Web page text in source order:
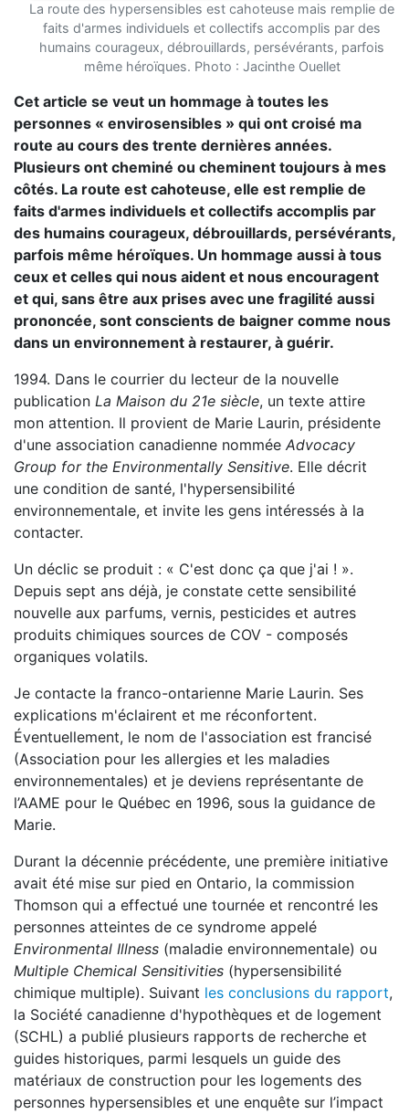
La route des hypersensibles est cahoteuse mais remplie de
faits d'armes individuels et collectifs accomplis par des
humains courageux, débrouillards, persévérants, parfois
même héroïques. Photo : Jacinthe Ouellet
Cet article se veut un hommage à toutes les
personnes « envirosensibles » qui ont croisé ma
route au cours des trente dernières années.
Plusieurs ont cheminé ou cheminent toujours à mes
côtés. La route est cahoteuse, elle est remplie de
faits d'armes individuels et collectifs accomplis par
des humains courageux, débrouillards, persévérants,
parfois même héroïques. Un hommage aussi à tous
ceux et celles qui nous aident et nous encouragent
et qui, sans être aux prises avec une fragilité aussi
prononcée, sont conscients de baigner comme nous
dans un environnement à restaurer, à guérir.
1994. Dans le courrier du lecteur de la nouvelle
publication La Maison du 21e siècle, un texte attire
mon attention. Il provient de Marie Laurin, présidente
d'une association canadienne nommée Advocacy
Group for the Environmentally Sensitive. Elle décrit
une condition de santé, l'hypersensibilité
environnementale, et invite les gens intéressés à la
contacter.
Un déclic se produit : « C'est donc ça que j'ai ! ».
Depuis sept ans déjà, je constate cette sensibilité
nouvelle aux parfums, vernis, pesticides et autres
produits chimiques sources de COV - composés
organiques volatils.
Je contacte la franco-ontarienne Marie Laurin. Ses
explications m'éclairent et me réconfortent.
Éventuellement, le nom de l'association est francisé
(Association pour les allergies et les maladies
environnementales) et je deviens représentante de
l’AAME pour le Québec en 1996, sous la guidance de
Marie.
Durant la décennie précédente, une première initiative
avait été mise sur pied en Ontario, la commission
Thomson qui a effectué une tournée et rencontré les
personnes atteintes de ce syndrome appelé
Environmental Illness (maladie environnementale) ou
Multiple Chemical Sensitivities (hypersensibilité
chimique multiple). Suivant les conclusions du rapport,
la Société canadienne d'hypothèques et de logement
(SCHL) a publié plusieurs rapports de recherche et
guides historiques, parmi lesquels un guide des
matériaux de construction pour les logements des
personnes hypersensibles et une enquête sur l’impact